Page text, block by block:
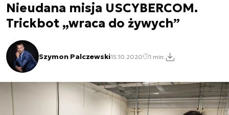
Nieudana misja USCYBERCOM.
Trickbot „wraca do żywych”
Szymon Palczewski15.10.2020 1 min.